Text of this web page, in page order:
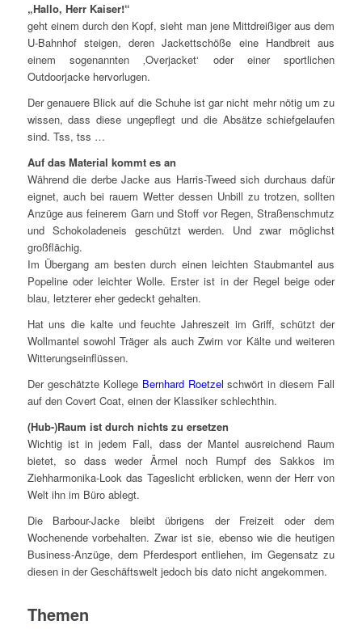
„Hallo, Herr Kaiser!“
geht einem durch den Kopf, sieht man jene Mittdreißiger aus dem
U-Bahnhof steigen, deren Jackettschöße eine Handbreit aus
einem sogenannten ‚Overjacket‘ oder einer sportlichen
Outdoorjacke hervorlugen.
Der genauere Blick auf die Schuhe ist gar nicht mehr nötig um zu
wissen, dass diese ungepflegt und die Absätze schiefgelaufen
sind. Tss, tss …
Auf das Material kommt es an
Während die derbe Jacke aus Harris-Tweed sich durchaus dafür
eignet, auch bei rauem Wetter dessen Unbill zu trotzen, sollten
Anzüge aus feinerem Garn und Stoff vor Regen, Straßenschmutz
und Schokoladeneis geschützt werden. Und zwar möglichst
großflächig.
Im Übergang am besten durch einen leichten Staubmantel aus
Popeline oder leichter Wolle. Erster ist in der Regel beige oder
blau, letzterer eher gedeckt gehalten.
Hat uns die kalte und feuchte Jahreszeit im Griff, schützt der
Wollmantel sowohl Träger als auch Zwirn vor Kälte und weiteren
Witterungseinflüssen.
Der geschätzte Kollege Bernhard Roetzel schwört in diesem Fall
auf den Covert Coat, einen der Klassiker schlechthin.
(Hub-)Raum ist durch nichts zu ersetzen
Wichtig ist in jedem Fall, dass der Mantel ausreichend Raum
bietet, so dass weder Ärmel noch Rumpf des Sakkos im
Ziehharmonika-Look das Tageslicht erblicken, wenn der Herr von
Welt ihn im Büro ablegt.
Die Barbour-Jacke bleibt übrigens der Freizeit oder dem
Wochenende vorbehalten. Zwar ist sie, ebenso wie die heutigen
Business-Anzüge, dem Pferdesport entliehen, im Gegensatz zu
diesen in der Geschäftswelt jedoch bis dato nicht angekommen.
Themen